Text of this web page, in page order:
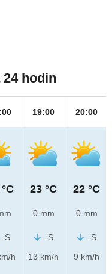
hodin
S
h
19:00
23 °C
0 mm
S
13 km/h
20:00
22 °C
0 mm
S
9 km/h